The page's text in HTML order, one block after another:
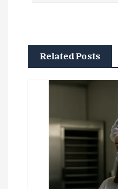
ó
n
Related Posts